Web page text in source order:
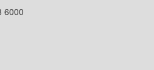
6000